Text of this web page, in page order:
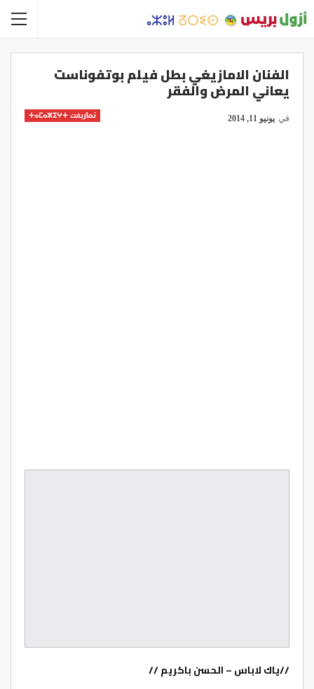
الفنان الامازيغي بطل فيلم بوتفوناست
يعاني المرض والفقر
تمازيغت ⵜⴰⵎⴰⵣⵉⵖⵜ في يونيو 11, 2014
//ياك لاباس – الحسن باكريم //